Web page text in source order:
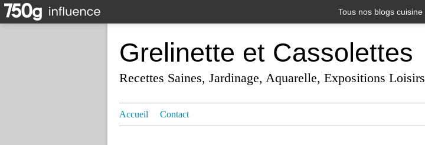
Tous nos blogs cuisine
Grelinette et Cassolettes
Recettes Saines, Jardinage, Aquarelle, Expositions Loisirs
Accueil Contact